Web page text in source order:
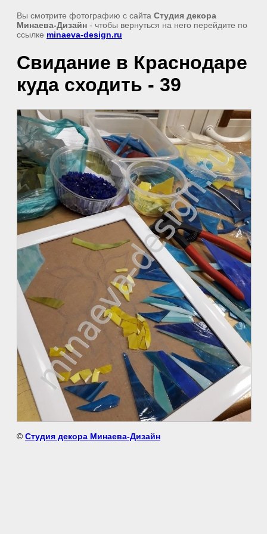
Вы смотрите фотографию с сайта Студия декора
Минаева-Дизайн - чтобы вернуться на него перейдите по
ссылке minaeva-design.ru
Свидание в Краснодаре
куда сходить - 39
© Студия декора Минаева-Дизайн